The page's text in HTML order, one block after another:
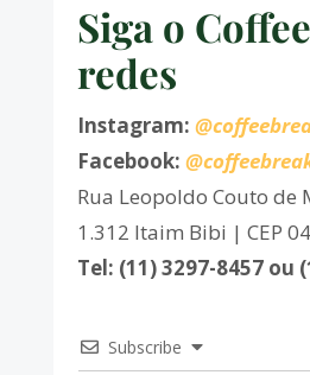
Siga o
redes
Instagram:
Facebook:
Rua Leopoldo Couto de
1.312 Itaim Bibi | CEP
Tel: (11) 3297-8457 ou
Subscribe